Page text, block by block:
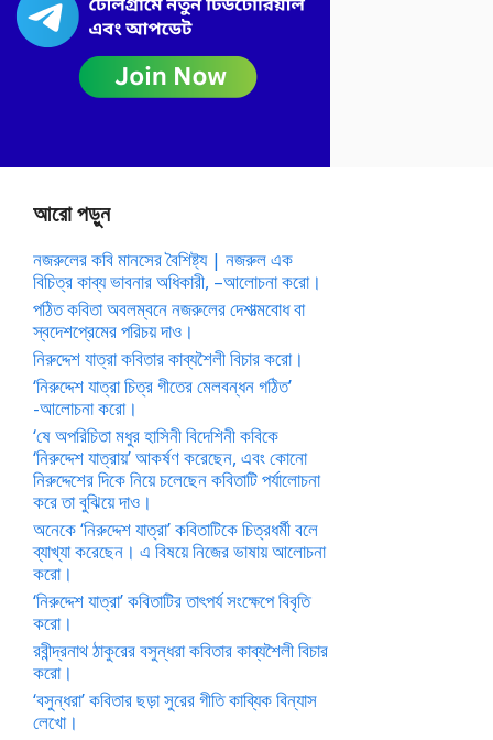
আরো পড়ুন
নজরুলের কবি মানসের বৈশিষ্ট্য | নজরুল এক
বিচিত্র কাব্য ভাবনার অধিকারী, –আলোচনা করো।
পঠিত কবিতা অবলম্বনে নজরুলের দেশাত্মবোধ বা
স্বদেশপ্রেমের পরিচয় দাও।
নিরুদ্দেশ যাত্রা কবিতার কাব্যশৈলী বিচার করো।
‘নিরুদ্দেশ যাত্রা চিত্র গীতের মেলবন্ধন গঠিত’
-আলোচনা করো।
‘ষে অপরিচিতা মধুর হাসিনী বিদেশিনী কবিকে
‘নিরুদ্দেশ যাত্রায়’ আকর্ষণ করেছেন, এবং কোনো
নিরুদ্দেশের দিকে নিয়ে চলেছেন কবিতাটি পর্যালোচনা
করে তা বুঝিয়ে দাও।
অনেকে ‘নিরুদ্দেশ যাত্রা’ কবিতাটিকে চিত্রধর্মী বলে
ব্যাখ্যা করেছেন। এ বিষয়ে নিজের ভাষায় আলোচনা
করো।
‘নিরুদ্দেশ যাত্রা’ কবিতাটির তাৎপর্য সংক্ষেপে বিবৃতি
করো।
রবীন্দ্রনাথ ঠাকুরের বসুন্ধরা কবিতার কাব্যশৈলী বিচার
করো।
‘বসুন্ধরা’ কবিতার ছড়া সুরের গীতি কাব্যিক বিন্যাস
লেখো।